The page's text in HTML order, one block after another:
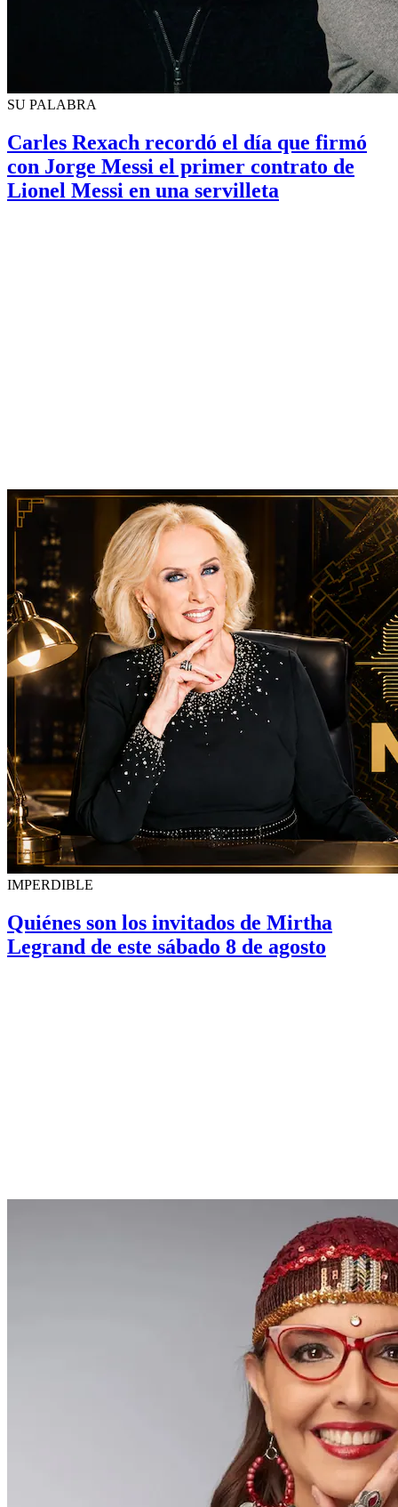
SU PALABRA
Carles Rexach recordó el día que firmó
con Jorge Messi el primer contrato de
Lionel Messi en una servilleta
IMPERDIBLE
Quiénes son los invitados de Mirtha
Legrand de este sábado 8 de agosto